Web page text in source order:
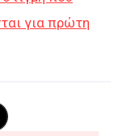
για πρώτη